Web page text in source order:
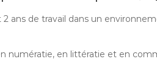
ans de travail dans un
numératie, en littératie et en